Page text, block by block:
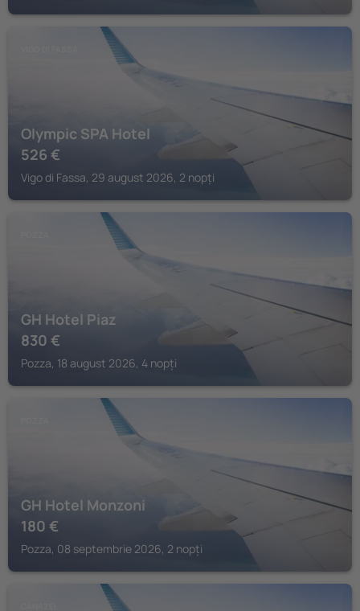
Olympic SPA Hotel
526 €
Vigo di Fassa, 29 august 2026, 2 nopți
GH Hotel Piaz
830 €
Pozza, 18 august 2026, 4 nopți
GH Hotel Monzoni
180 €
Pozza, 08 septembrie 2026, 2 nopți